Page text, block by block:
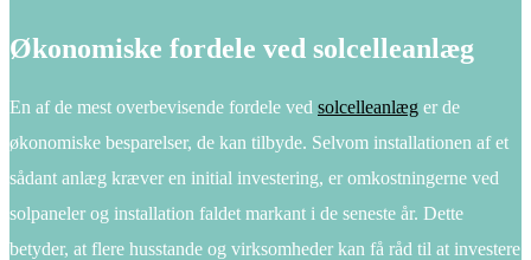
Økonomiske fordele ved solcelleanlæg
En af de mest overbevisende fordele ved solcelleanlæg er de
økonomiske besparelser, de kan tilbyde. Selvom installationen af et
sådant anlæg kræver en initial investering, er omkostningerne ved
solpaneler og installation faldet markant i de seneste år. Dette
betyder, at flere husstande og virksomheder kan få råd til at investere